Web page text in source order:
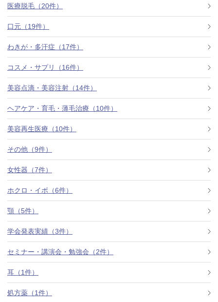
お悩みで探す
医師紹介
アクセス
西梅田から徒歩2分
ついて
よくあるご質問
美容ブログ
医療脱毛（20件）
口元（19件）
わきが・多汗症（17件）
コスメ・サプリ（16件）
美容点滴・美容注射（14件）
ヘアケア・育毛・薄毛治療（10件）
美容再生医療（10件）
その他（9件）
女性器（7件）
ホクロ・イボ（6件）
顎（5件）
学会発表実績（3件）
セミナー・講演会・勉強会（2件）
耳（1件）
処方薬（1件）